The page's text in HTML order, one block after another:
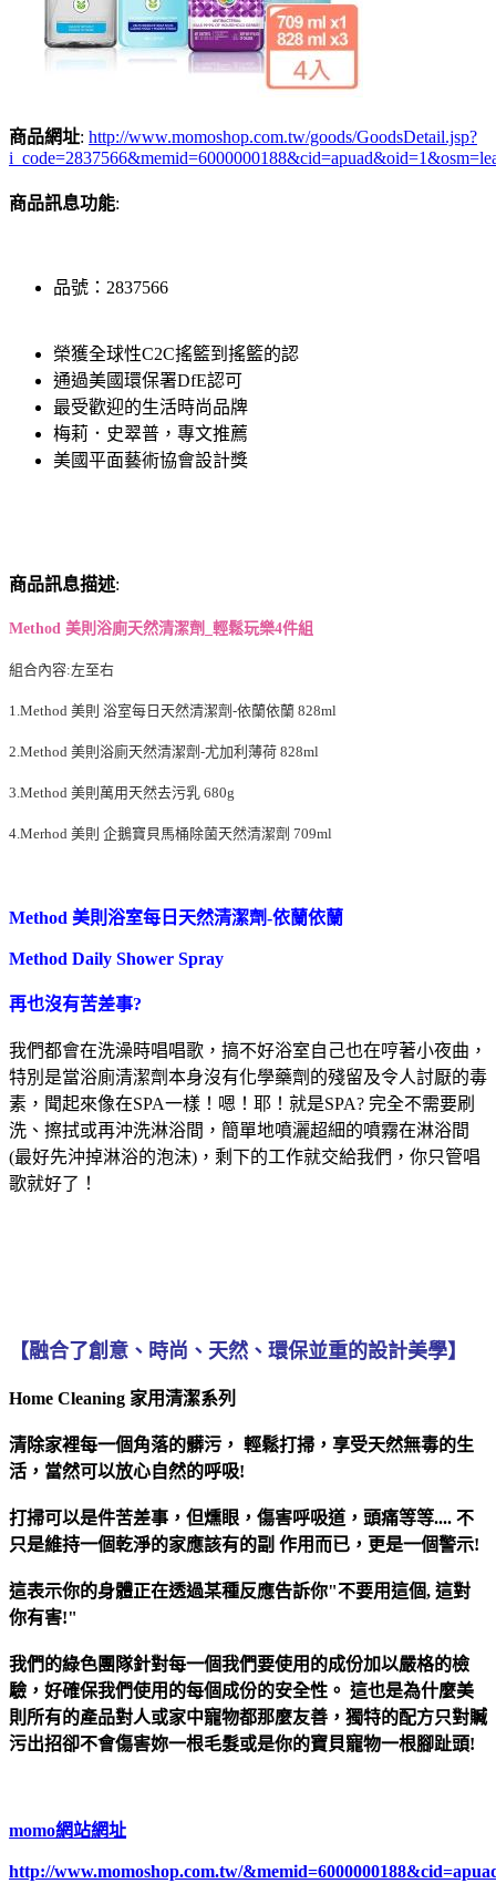
商品網址: http://www.momoshop.com.tw/goods/GoodsDetail.jsp?
商品訊息功能:
品號：2837566
榮獲全球性C2C搖籃到搖籃的認
通過美國環保署DfE認可
最受歡迎的生活時尚品牌
梅莉．史翠普，專文推薦
美國平面藝術協會設計獎
商品訊息描述:
Method 美則浴廁天然清潔劑_輕鬆玩樂4件組
組合內容:左至右
1.Method 美則 浴室每日天然清潔劑-依蘭依蘭 828ml
2.Method 美則浴廁天然清潔劑-尤加利薄荷 828ml
3.Method 美則萬用天然去污乳 680g
4.Merhod 美則 企鵝寶貝馬桶除菌天然清潔劑 709ml
Method 美則浴室每日天然清潔劑-依蘭依蘭
Method Daily Shower Spray
再也沒有苦差事?
我們都會在洗澡時唱唱歌，搞不好浴室自己也在哼著小夜曲，
特別是當浴廁清潔劑本身沒有化學藥劑的殘留及令人討厭的毒
素，聞起來像在SPA一樣！嗯！耶！就是SPA? 完全不需要刷
洗、擦拭或再沖洗淋浴間，簡單地噴灑超細的噴霧在淋浴間
(最好先沖掉淋浴的泡沫)，剩下的工作就交給我們，你只管唱
歌就好了！
【融合了創意、時尚、天然、環保並重的設計美學】
Home Cleaning 家用清潔系列
清除家裡每一個角落的髒污， 輕鬆打掃，享受天然無毒的生
活，當然可以放心自然的呼吸!
打掃可以是件苦差事，但燻眼，傷害呼吸道，頭痛等等.... 不
只是維持一個乾淨的家應該有的副 作用而已，更是一個警示!
這表示你的身體正在透過某種反應告訴你"不要用這個, 這對
你有害!"
我們的綠色團隊針對每一個我們要使用的成份加以嚴格的檢
驗，好確保我們使用的每個成份的安全性。 這也是為什麼美
則所有的產品對人或家中寵物都那麼友善，獨特的配方只對贓
污出招卻不會傷害妳一根毛髮或是你的寶貝寵物一根腳趾頭!
momo網站網址
http://www.momoshop.com.tw/